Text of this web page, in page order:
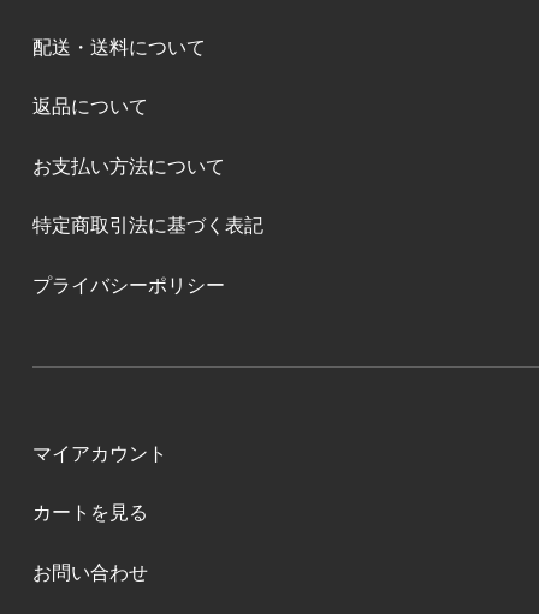
配送・送料について
返品について
お支払い方法について
特定商取引法に基づく表記
プライバシーポリシー
マイアカウント
カートを見る
お問い合わせ